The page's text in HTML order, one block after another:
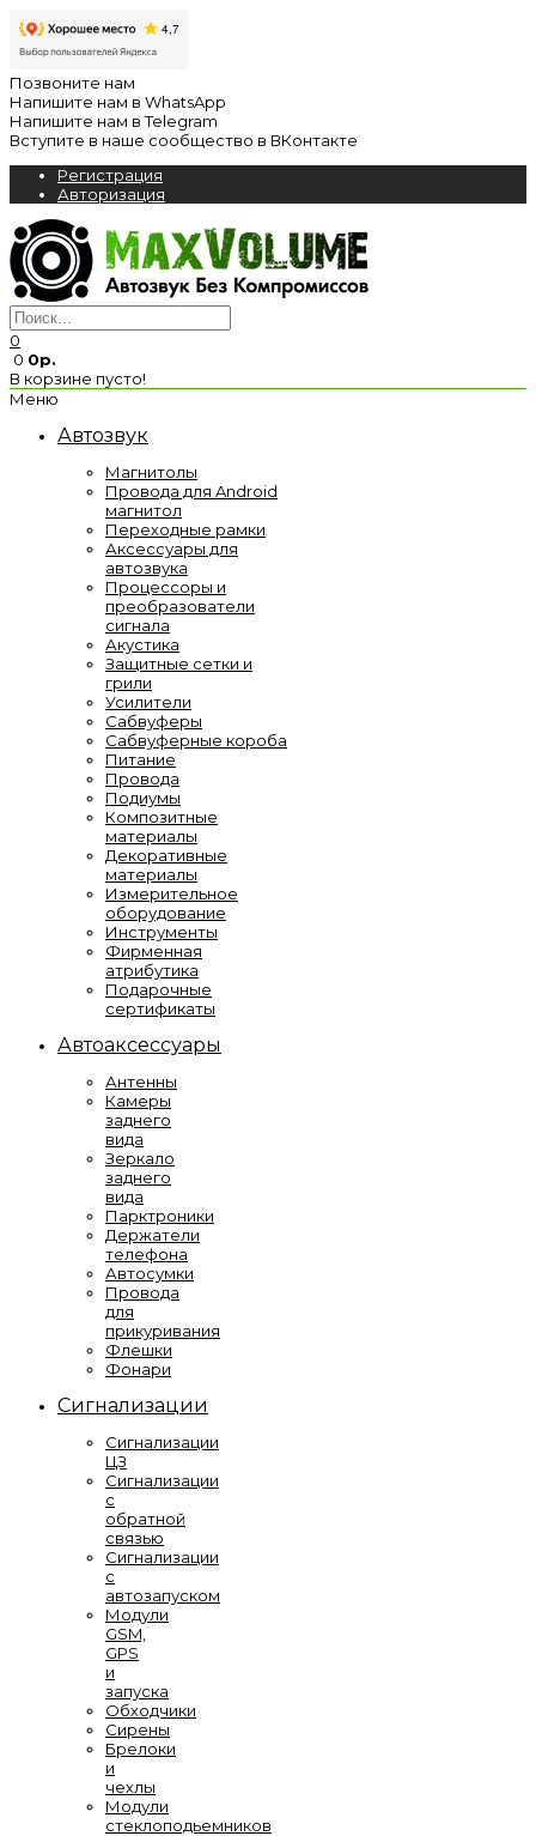
Позвоните нам
Напишите нам в WhatsApp
Напишите нам в Telegram
Вступите в наше сообщество в ВКонтакте
Регистрация
Авторизация
0
0 0р.
В корзине пусто!
Меню
Автозвук
Магнитолы
Провода для Android
магнитол
Переходные рамки
Аксессуары для
автозвука
Процессоры и
преобразователи
сигнала
Акустика
Защитные сетки и
грили
Усилители
Сабвуферы
Сабвуферные короба
Питание
Провода
Подиумы
Композитные
материалы
Декоративные
материалы
Измерительное
оборудование
Инструменты
Фирменная
атрибутика
Подарочные
сертификаты
Автоаксессуары
Антенны
Камеры
заднего
вида
Зеркало
заднего
вида
Парктроники
Держатели
телефона
Автосумки
Провода
для
прикуривания
Флешки
Фонари
Сигнализации
Сигнализации
ЦЗ
Сигнализации
с
обратной
связью
Сигнализации
с
автозапуском
Модули
GSM,
GPS
и
запуска
Обходчики
Сирены
Брелоки
и
чехлы
Модули
стеклоподьемников